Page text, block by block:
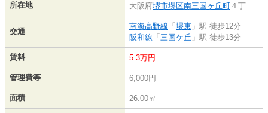
所在地 大阪府堺市堺区南三国ヶ丘町 ４丁
交通
南海高野線 「 堺東 」駅 徒歩12分
阪和線 「 三国ケ丘 」駅 徒歩13分
賃料 5.3万円
管理費等 6,000円
面積 26.00㎡